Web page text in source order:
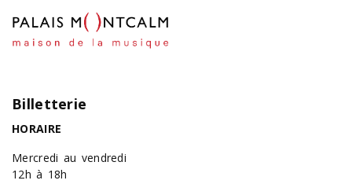
Billetterie
HORAIRE
Mercredi au vendredi
12h à 18h